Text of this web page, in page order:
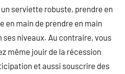
serviette robuste, prendre en
en main de prendre en main
ses niveaux. Au contraire, vous
même jouir de la récession
et aussi souscrire des